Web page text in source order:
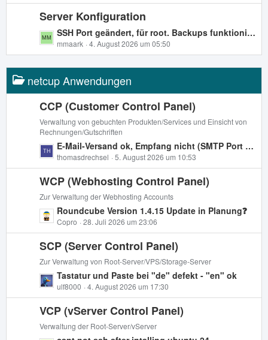
r
ä
g
e
t
z
t
e
B
e
i
t
r
ä
g
e
Server Konfiguration
L
e
t
z
t
e
B
e
i
g
e
SSH Port geändert, für root. Backups funktionieren nicht.
mmaark 4. August 2026 um 05:50
netcup Anwendungen
CCP (Customer Control Panel)
Verwaltung von gebuchten Produkten/Services und Einsicht von
Rechnungen/Gutschriften
L
e
t
z
t
e
B
e
i
t
r
ä
g
e
E-Mail-Versand ok, Empfang nicht (SMTP Port 25 is closed)
thomasdrechsel 5. August 2026 um 10:53
WCP (Webhosting Control Panel)
Zur Verwaltung der Webhosting Accounts
L
e
t
z
t
e
B
e
i
r
Roundcube Version 1.4.15 Update in Planung❓
Copro 28. Juli 2026 um 23:06
SCP (Server Control Panel)
Zur Verwaltung von Root-Server/VPS/Storage-Server
L
e
t
z
t
e
Tastatur und Paste bei "de" defekt - "en" ok
ulf8000 4. August 2026 um 17:30
VCP (vServer Control Panel)
Verwaltung der Root-Server/vServer